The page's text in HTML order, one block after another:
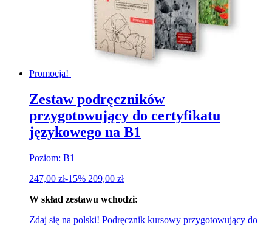
Promocja!
Zestaw podręczników
przygotowujący do certyfikatu
językowego na B1
Poziom: B1
247,00zł-15% 209,00 zł
W skład zestawu wchodzi:
Zdaj się na polski! Podręcznik kursowy przygotowujący do